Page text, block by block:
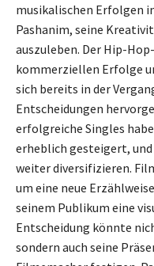
musikalischen Erfolgen
Pashanim, seine
auszuleben. Der Hip-
kommerziellen Erfolge
sich bereits in der
Entscheidungen
erfolgreiche Singles
erheblich gesteigert,
weiter diversifizieren.
um eine neue
seinem Publikum eine
Entscheidung könnte
sondern auch seine